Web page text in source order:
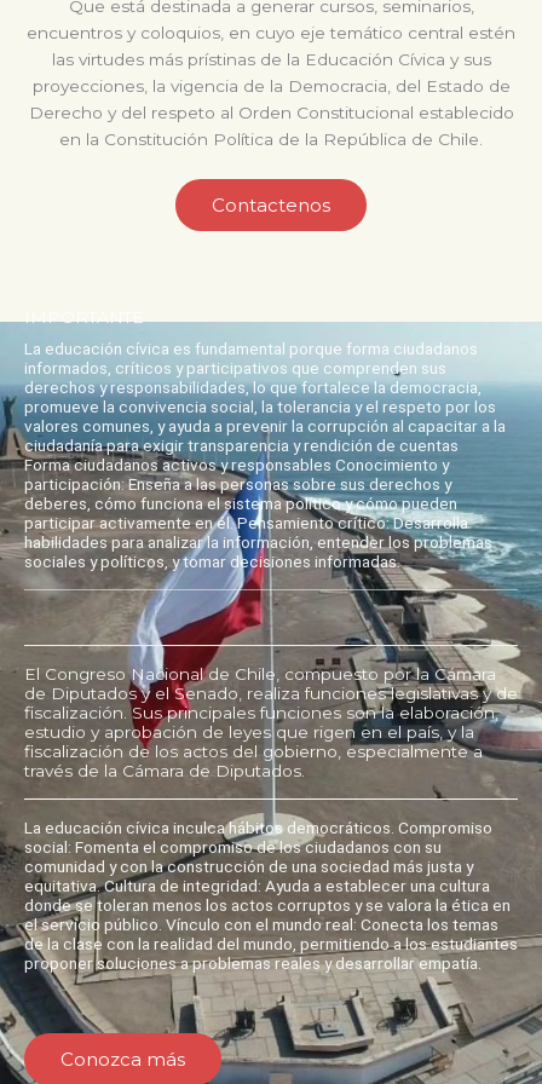
Que está destinada a generar cursos, seminarios,
encuentros y coloquios, en cuyo eje temático central estén
las virtudes más prístinas de la Educación Cívica y sus
proyecciones, la vigencia de la Democracia, del Estado de
Derecho y del respeto al Orden Constitucional establecido
en la Constitución Política de la República de Chile.
Contactenos
La educación cívica es fundamental porque forma ciudadanos
informados, críticos y participativos que comprenden sus
derechos y responsabilidades, lo que fortalece la democracia,
promueve la convivencia social, la tolerancia y el respeto por los
valores comunes, y ayuda a prevenir la corrupción al capacitar a la
ciudadanía para exigir transparencia y rendición de cuentas
Forma ciudadanos activos y responsables Conocimiento y
participación: Enseña a las personas sobre sus derechos y
deberes, cómo funciona el sistema político y cómo pueden
participar activamente en él. Pensamiento crítico: Desarrolla
habilidades para analizar la información, entender los problemas
sociales y políticos, y tomar decisiones informadas.
El Congreso Nacional de Chile, compuesto por la Cámara
de Diputados y el Senado, realiza funciones legislativas y de
fiscalización. Sus principales funciones son la elaboración,
estudio y aprobación de leyes que rigen en el país, y la
fiscalización de los actos del gobierno, especialmente a
través de la Cámara de Diputados.
La educación cívica inculca hábitos democráticos. Compromiso
social: Fomenta el compromiso de los ciudadanos con su
comunidad y con la construcción de una sociedad más justa y
equitativa. Cultura de integridad: Ayuda a establecer una cultura
donde se toleran menos los actos corruptos y se valora la ética en
el servicio público. Vínculo con el mundo real: Conecta los temas
de la clase con la realidad del mundo, permitiendo a los estudiantes
proponer soluciones a problemas reales y desarrollar empatía.
Conozca más